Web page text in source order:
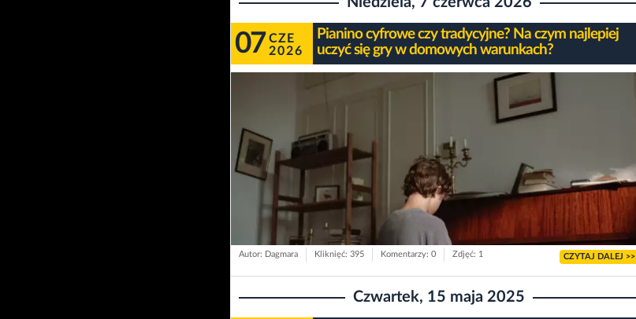
07 CZE
2026
Pianino cyfrowe czy tradycyjne? Na czym najlepiej
uczyć się gry w domowych warunkach?
Autor: Dagmara Kliknięć: 395 Komentarzy: 0 Zdjęć: 1 CZYTAJ DALEJ >>
Czwartek, 15 maja 2025